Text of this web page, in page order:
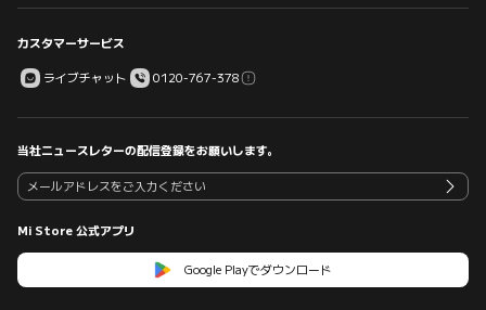
カスタマーサービス
ライブチャット 0120-767-378
当社ニュースレターの配信登録をお願いします。
Mi Store 公式アプリ
Google Playでダウンロード